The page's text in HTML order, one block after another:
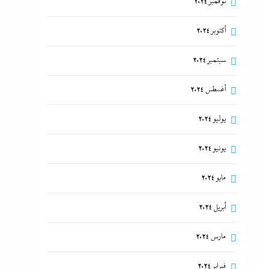
أكتوبر 2024
سبتمبر 2024
أغسطس 2024
يوليو 2024
يونيو 2024
مايو 2024
أبريل 2024
مارس 2024
فبراير 2024